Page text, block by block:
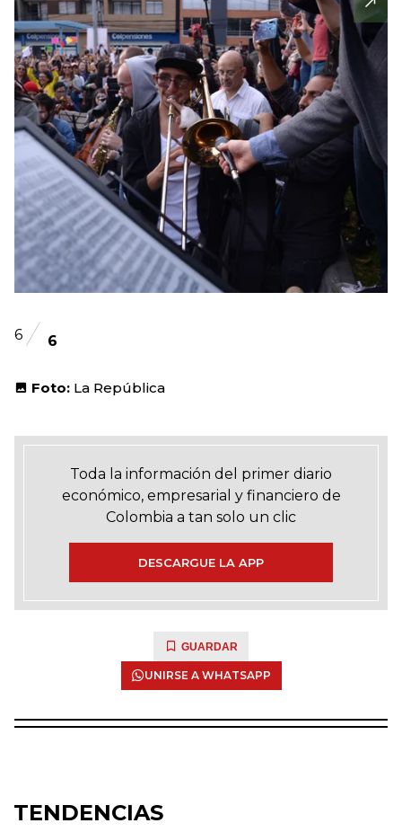
6 6
Foto: La República
Toda la información del primer diario
económico, empresarial y financiero de
Colombia a tan solo un clic
DESCARGUE LA APP
GUARDAR
UNIRSE A WHATSAPP
TENDENCIAS